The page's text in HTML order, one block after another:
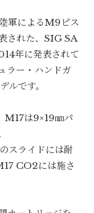
軍によるM9ピス
された、SIG SA
年に発表されて
ラー・ハンドガ
ルです。
M17は9×19㎜パ
スライドには耐
CO2には施さ